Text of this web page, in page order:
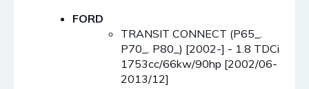
FORD
TRANSIT CONNECT (P65_.
P70_. P80_) [2002-] - 1.8 TDCi
1753cc/66kw/90hp [2002/06-
2013/12]